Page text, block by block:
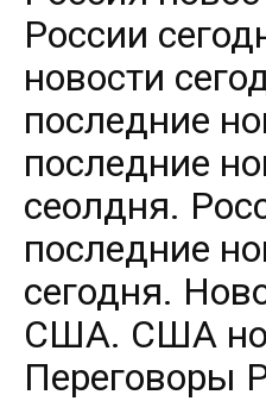
России
новости
последние
последние
сеолдня.
последние
сегодня.
США. США
Переговоры